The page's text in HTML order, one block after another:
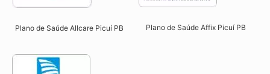
Plano de Saúde Allcare Picuí PB​ Plano de Saúde Affix Picuí PB​